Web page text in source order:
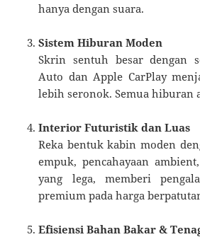
hanya dengan suara.
Sistem Hiburan Moden
Skrin sentuh besar dengan
Auto dan Apple CarPlay
lebih seronok. Semua hiburan
Interior Futuristik dan Luas
Reka bentuk kabin moden
empuk, pencahayaan
yang lega, memberi
premium pada harga
Efisiensi Bahan Bakar &